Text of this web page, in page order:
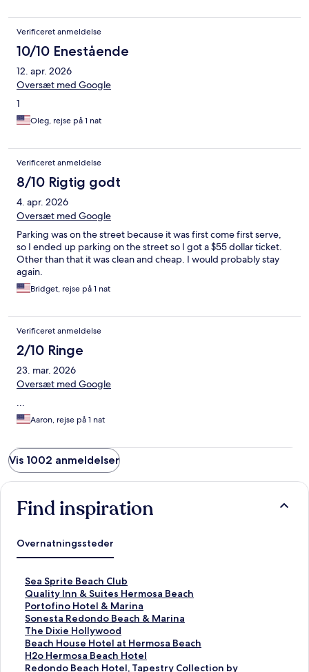
Verificeret anmeldelse
10/10 Enestående
12. apr. 2026
Oversæt med Google
1
Oleg, rejse på 1 nat
Verificeret anmeldelse
8/10 Rigtig godt
4. apr. 2026
Oversæt med Google
Parking was on the street because it was first come first serve,
so I ended up parking on the street so I got a $55 dollar ticket.
Other than that it was clean and cheap. I would probably stay
again.
Bridget, rejse på 1 nat
Verificeret anmeldelse
2/10 Ringe
23. mar. 2026
Oversæt med Google
...
Aaron, rejse på 1 nat
Vis 1002 anmeldelser
Find inspiration
Overnatningssteder
Sea Sprite Beach Club
L
i
n
k
å
b
n
e
Quality Inn & Suites Hermosa Beach
L
i
n
k
å
b
n
Portofino Hotel & Marina
L
i
n
k
å
b
Sonesta Redondo Beach & Marina
L
i
n
k
å
The Dixie Hollywood
L
i
n
k
Beach House Hotel at Hermosa Beach
L
i
n
H2o Hermosa Beach Hotel
L
iRedondo Beach Hotel, Tapestry Collection by
L